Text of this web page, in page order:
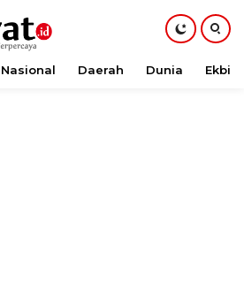
Nasional Daerah Dunia Ekbis